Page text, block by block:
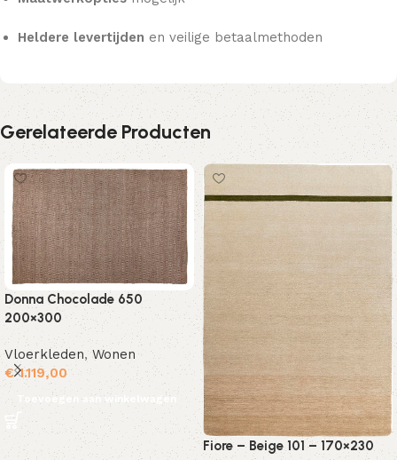
Heldere levertijden en veilige betaalmethoden
Gerelateerde Producten
Donna Chocolade 650
200×300
Vloerkleden, Wonen
€1.119,00
Toevoegen aan winkelwagen
Fiore – Beige 101 – 170×230